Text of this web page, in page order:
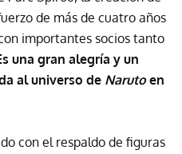
de más de cuatro años
importantes socios tanto
una gran alegría y un
al universo de Narutoen
con el respaldo de figuras